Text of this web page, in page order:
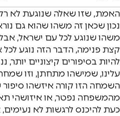
האמת, שזו שאלה שנוגעת לא
נכון שכאן זה משהו שהוא גם
משהו שנוגע לכל עם ישראל,
קצת פנימה, הדבר הזה נוגע לכל
להיות בסיפורים קיצוניים
עלינו, שמישהו מתחתן, וזו
השמחה הזו קורה איזשהו
מהמשפחה נפטר, או איזושהי
כעת להיכנס לרגשות לא